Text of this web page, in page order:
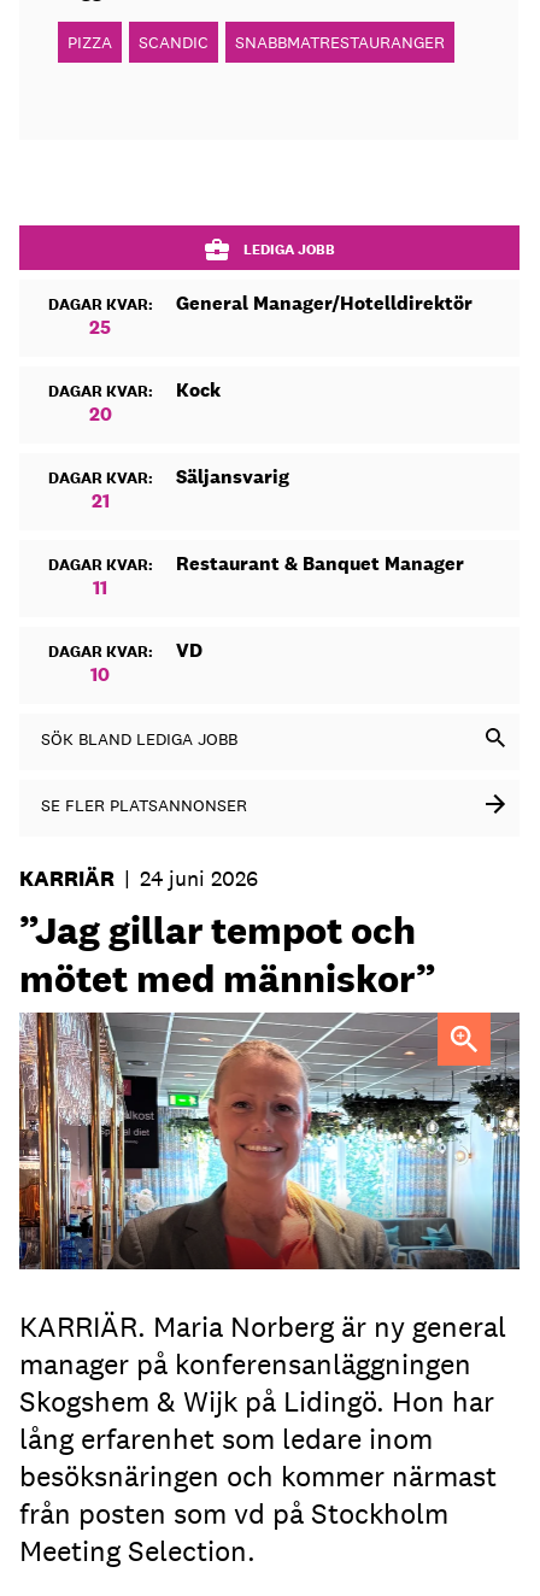
PIZZA SCANDIC SNABBMATRESTAURANGER
LEDIGA JOBB
DAGAR KVAR:
25
General Manager/Hotelldirektör
DAGAR KVAR:
20
Kock
DAGAR KVAR:
21
Säljansvarig
DAGAR KVAR:
11
Restaurant & Banquet Manager
DAGAR KVAR:
10
VD
SÖK BLAND LEDIGA JOBB
SE FLER PLATSANNONSER
KARRIÄR | 24 juni 2026
”Jag gillar tempot och
mötet med människor”
Maria Norberg, ny general manager på Skogshem & Wijk
KARRIÄR. Maria Norberg är ny general
manager på konferensanläggningen
Skogshem & Wijk på Lidingö. Hon har
lång erfarenhet som ledare inom
besöksnäringen och kommer närmast
från posten som vd på Stockholm
Meeting Selection.